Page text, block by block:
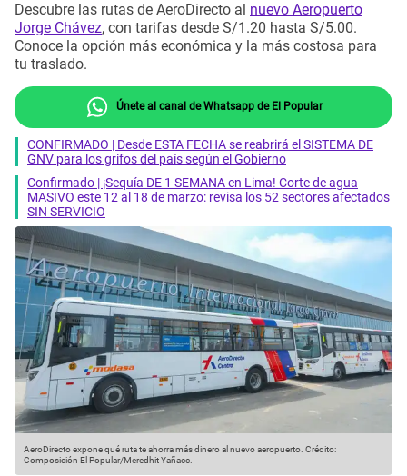
Descubre las rutas de AeroDirecto al nuevo Aeropuerto
Jorge Chávez, con tarifas desde S/1.20 hasta S/5.00.
Conoce la opción más económica y la más costosa para
tu traslado.
Únete al canal de Whatsapp de El Popular
CONFIRMADO | Desde ESTA FECHA se reabrirá el SISTEMA DE
GNV para los grifos del país según el Gobierno
Confirmado | ¡Sequía DE 1 SEMANA en Lima! Corte de agua
MASIVO este 12 al 18 de marzo: revisa los 52 sectores afectados
SIN SERVICIO
AeroDirecto expone qué ruta te ahorra más dinero al nuevo aeropuerto. Crédito:
Composición El Popular/Meredhit Yañacc.